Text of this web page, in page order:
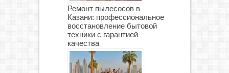
Ремонт пылесосов в
Казани: профессиональное
восстановление бытовой
техники с гарантией
качества